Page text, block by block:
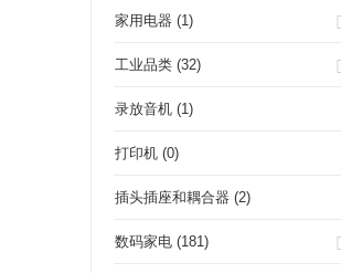
家用电器 (1)
工业品类 (32)
录放音机 (1)
打印机 (0)
插头插座和耦合器 (2)
数码家电 (181)